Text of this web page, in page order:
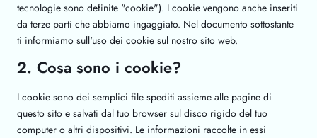
tecnologie sono definite "cookie"). I cookie vengono anche inseriti
da terze parti che abbiamo ingaggiato. Nel documento sottostante
ti informiamo sull'uso dei cookie sul nostro sito web.
2. Cosa sono i cookie?
I cookie sono dei semplici file spediti assieme alle pagine di
questo sito e salvati dal tuo browser sul disco rigido del tuo
computer o altri dispositivi. Le informazioni raccolte in essi